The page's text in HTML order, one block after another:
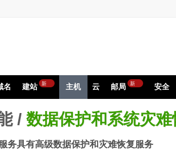
名 建站 新 主机 云 邮局 新 安全
/ 数据保护和系统灾难
务具有高级数据保护和灾难恢复服务